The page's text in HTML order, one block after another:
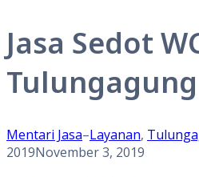
Jasa Sedot
Tulungagung
Mentari Jasa–Layanan,
2019November 3, 2019